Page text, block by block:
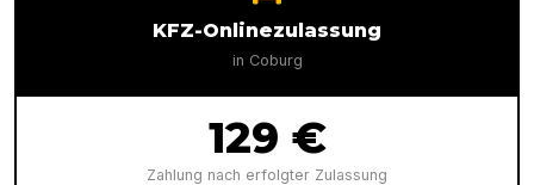
KFZ-Onlinezulassung
in Coburg
129 €
Zahlung nach erfolgter Zulassung